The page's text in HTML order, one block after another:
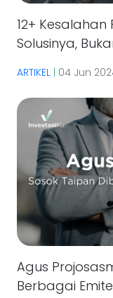
12+ Kesalahan
Solusinya,
ARTIKEL 04 Jun
Agus
Berbagai